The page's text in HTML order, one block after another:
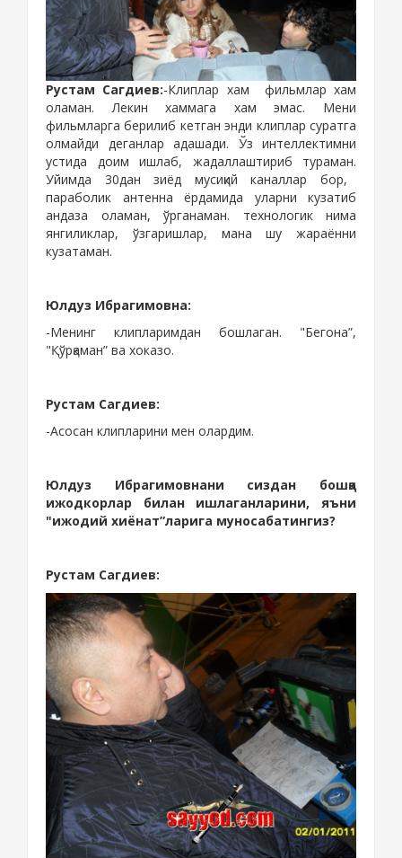
Рустам Сагдиев:-Клиплар хам
фильмлар хам
оламан. Лекин хаммага хам эмас. Мени
фильмларга берилиб кетган энди клиплар суратга
олмайди деганлар адашади. Ўз интеллектимни
устида доим ишлаб, жадаллаштириб тураман.
Уйимда 30дан зиёд мусиқий каналлар бор,
параболик антенна ёрдамида уларни кузатиб
андаза оламан, ўрганаман. технологик нима
янгиликлар, ўзгаришлар, мана шу жараённи
кузатаман.
Юлдуз Ибрагимовна:
-Менинг клипларимдан бошлаган. "Бегона”,
"Қўрқаман” ва хоказо.
Рустам Сагдиев:
-Асосан клипларини мен олардим.
Юлдуз Ибрагимовнани сиздан бошқа
ижодкорлар билан ишлаганларини, яъни
"ижодий хиёнат”ларига муносабатингиз?
Рустам Сагдиев: